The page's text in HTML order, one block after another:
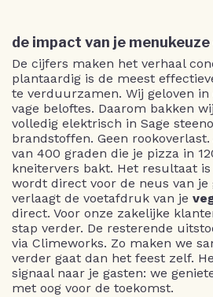
de impact van je
De cijfers maken het verhaal
plantaardig is de meest
te verduurzamen. Wij geloven
vage beloftes. Daarom bakken
volledig elektrisch in Sage
brandstoffen. Geen
van 400 graden die je pizza in
kneitervers bakt. Het resultaat
wordt direct voor de neus van je
verlaagt de voetafdruk van je
direct. Voor onze zakelijke
stap verder. De resterende
via Climeworks. Zo maken we
verder gaat dan het feest zelf.
signaal naar je gasten: we
met oog voor de toekomst.